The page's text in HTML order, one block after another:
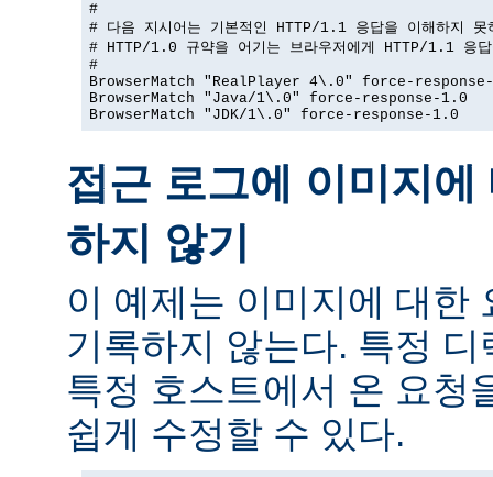
#
# 다음 지시어는 기본적인 HTTP/1.1 응답을 이해하지 못
# HTTP/1.0 규약을 어기는 브라우저에게 HTTP/1.1 응
#
BrowserMatch "RealPlayer 4\.0" force-
BrowserMatch "Java/1\.0" force-response-1.0
BrowserMatch "JDK/1\.0" force-response-1.0
접근 로그에 이미지
하지 않기
이 예제는 이미지에 대한
기록하지 않는다. 특정
특정 호스트에서 온 요청
쉽게 수정할 수 있다.